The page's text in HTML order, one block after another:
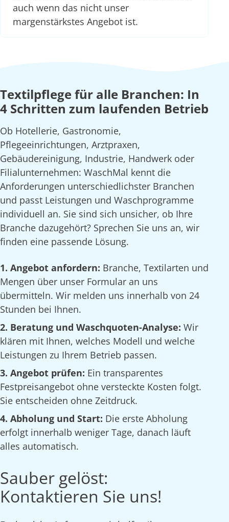
auch wenn das nicht unser
margenstärkstes Angebot ist.
Textilpflege für alle Branchen: In
4 Schritten zum laufenden Betrieb
Ob Hotellerie, Gastronomie,
Pflegeeinrichtungen, Arztpraxen,
Gebäudereinigung, Industrie, Handwerk oder
Filialunternehmen: WaschMal kennt die
Anforderungen unterschiedlichster Branchen
und passt Leistungen und Waschprogramme
individuell an. Sie sind sich unsicher, ob Ihre
Branche dazugehört? Sprechen Sie uns an, wir
finden eine passende Lösung.
1. Angebot anfordern: Branche, Textilarten und
Mengen über unser Formular an uns
übermitteln. Wir melden uns innerhalb von 24
Stunden bei Ihnen.
2. Beratung und Waschquoten-Analyse: Wir
klären mit Ihnen, welches Modell und welche
Leistungen zu Ihrem Betrieb passen.
3. Angebot prüfen: Ein transparentes
Festpreisangebot ohne versteckte Kosten folgt.
Sie entscheiden ohne Zeitdruck.
4. Abholung und Start: Die erste Abholung
erfolgt innerhalb weniger Tage, danach läuft
alles automatisch.
Sauber gelöst:
Kontaktieren Sie uns!